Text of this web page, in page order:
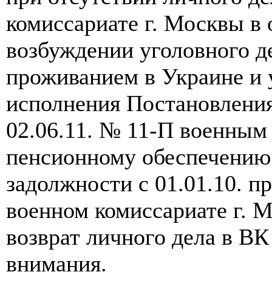
комиссариате г. Москвы в
возбуждении уголовного
проживанием в Украине и
исполнения
02.06.11. № 11-П военным
пенсионному
задолжности с 01.01.10.
военном комиссариате г.
возврат личного дела в
внимания.